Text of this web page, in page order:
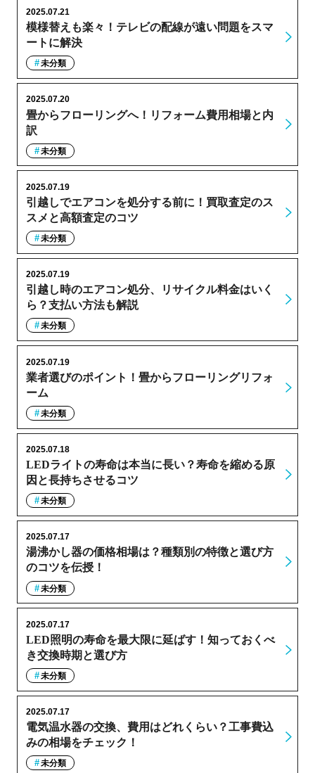
模様替えも楽々！テレビの配線が遠い問題をスマ
ートに解決
2025.07.21
未分類
畳からフローリングへ！リフォーム費用相場と内
訳
2025.07.20
未分類
引越しでエアコンを処分する前に！買取査定のス
スメと高額査定のコツ
2025.07.19
未分類
引越し時のエアコン処分、リサイクル料金はいく
ら？支払い方法も解説
2025.07.19
未分類
業者選びのポイント！畳からフローリングリフォ
ーム
2025.07.19
未分類
LEDライトの寿命は本当に長い？寿命を縮める原
因と長持ちさせるコツ
2025.07.18
未分類
湯沸かし器の価格相場は？種類別の特徴と選び方
のコツを伝授！
2025.07.17
未分類
LED照明の寿命を最大限に延ばす！知っておくべ
き交換時期と選び方
2025.07.17
未分類
電気温水器の交換、費用はどれくらい？工事費込
みの相場をチェック！
2025.07.17
未分類